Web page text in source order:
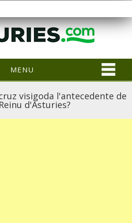
MENU
visigoda l'antecedente de
d'Asturies?